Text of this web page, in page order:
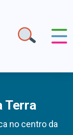
Terra
no centro da